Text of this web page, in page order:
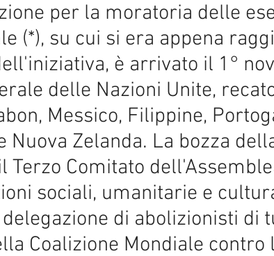
per la moratoria delle
(*), su cui si era appena
è arrivato il 1°
delle Nazioni Unite,
Messico, Filippine,
Nuova Zelanda. La bozza
Terzo Comitato
sociali, umanitarie e
di abolizionisti di
Coalizione Mondiale contro